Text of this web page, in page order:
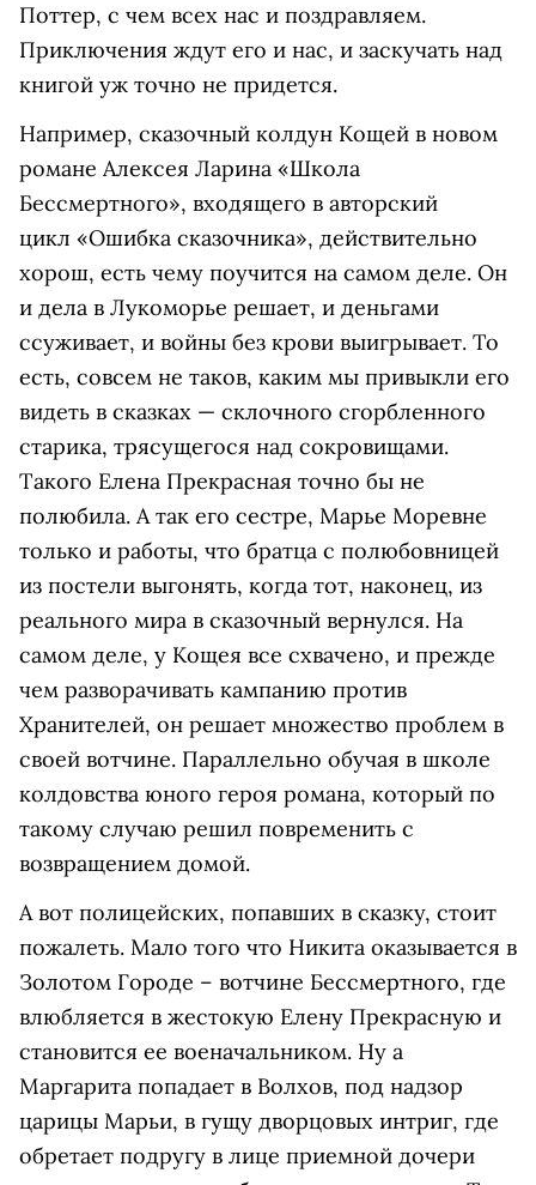
Поттер, с чем всех нас и поздравляем.
Приключения ждут его и нас, и заскучать над
книгой уж точно не придется.
Например, сказочный колдун Кощей в новом
романе Алексея Ларина «Школа
Бессмертного», входящего в авторский
цикл «Ошибка сказочника», действительно
хорош, есть чему поучится на самом деле. Он
и дела в Лукоморье решает, и деньгами
ссуживает, и войны без крови выигрывает. То
есть, совсем не таков, каким мы привыкли его
видеть в сказках — склочного сгорбленного
старика, трясущегося над сокровищами.
Такого Елена Прекрасная точно бы не
полюбила. А так его сестре, Марье Моревне
только и работы, что братца с полюбовницей
из постели выгонять, когда тот, наконец, из
реального мира в сказочный вернулся. На
самом деле, у Кощея все схвачено, и прежде
чем разворачивать кампанию против
Хранителей, он решает множество проблем в
своей вотчине. Параллельно обучая в школе
колдовства юного героя романа, который по
такому случаю решил повременить с
возвращением домой.
А вот полицейских, попавших в сказку, стоит
пожалеть. Мало того что Никита оказывается в
Золотом Городе – вотчине Бессмертного, где
влюбляется в жестокую Елену Прекрасную и
становится ее военачальником. Ну а
Маргарита попадает в Волхов, под надзор
царицы Марьи, в гущу дворцовых интриг, где
обретает подругу в лице приемной дочери